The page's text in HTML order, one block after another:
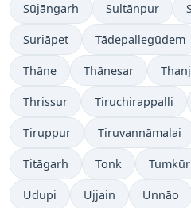
Sūjāngarh Sultānpur
Suriāpet Tādepallegūdem
Thāne Thānesar
Thrissur Tiruchirappalli
Tiruppur Tiruvannāmalai
Titāgarh Tonk Tumkūr
Udupi Ujjain Unnāo